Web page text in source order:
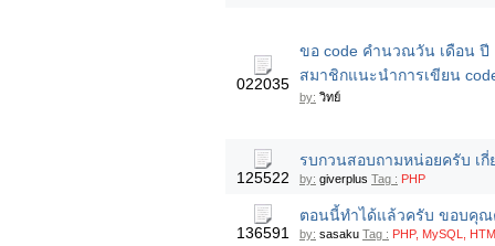
022035
ขอ code คำนวณวัน เดือน ปี
สมาชิกแนะนำการเขียน
by: วิทย์
125522
รบกวนสอบถามหน่อยครับ เ
by: giverplus Tag : PHP
136591
ตอนนี้ทำได้แล้วครับ ขอบคุ
by: sasaku Tag : PHP, MySQL,